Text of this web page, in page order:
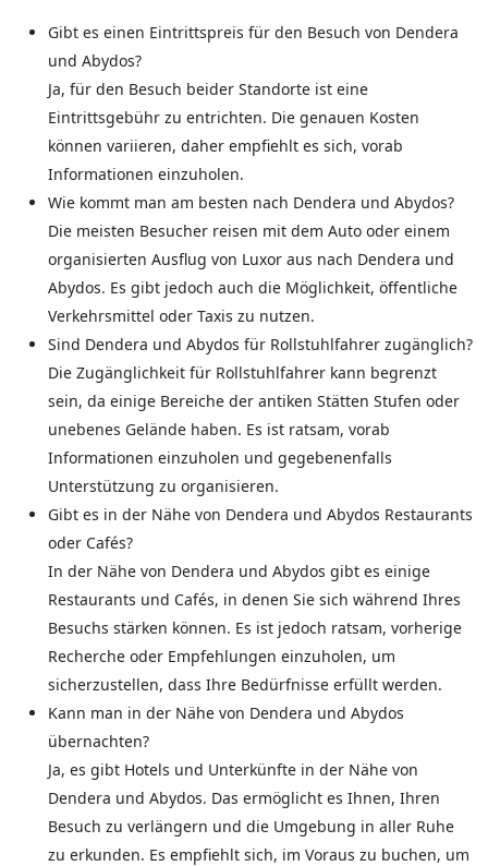
Gibt es einen Eintrittspreis für den Besuch von Dendera
und Abydos?
Ja, für den Besuch beider Standorte ist eine
Eintrittsgebühr zu entrichten. Die genauen Kosten
können variieren, daher empfiehlt es sich, vorab
Informationen einzuholen.
Wie kommt man am besten nach Dendera und Abydos?
Die meisten Besucher reisen mit dem Auto oder einem
organisierten Ausflug von Luxor aus nach Dendera und
Abydos. Es gibt jedoch auch die Möglichkeit, öffentliche
Verkehrsmittel oder Taxis zu nutzen.
Sind Dendera und Abydos für Rollstuhlfahrer zugänglich?
Die Zugänglichkeit für Rollstuhlfahrer kann begrenzt
sein, da einige Bereiche der antiken Stätten Stufen oder
unebenes Gelände haben. Es ist ratsam, vorab
Informationen einzuholen und gegebenenfalls
Unterstützung zu organisieren.
Gibt es in der Nähe von Dendera und Abydos Restaurants
oder Cafés?
In der Nähe von Dendera und Abydos gibt es einige
Restaurants und Cafés, in denen Sie sich während Ihres
Besuchs stärken können. Es ist jedoch ratsam, vorherige
Recherche oder Empfehlungen einzuholen, um
sicherzustellen, dass Ihre Bedürfnisse erfüllt werden.
Kann man in der Nähe von Dendera und Abydos
übernachten?
Ja, es gibt Hotels und Unterkünfte in der Nähe von
Dendera und Abydos. Das ermöglicht es Ihnen, Ihren
Besuch zu verlängern und die Umgebung in aller Ruhe
zu erkunden. Es empfiehlt sich, im Voraus zu buchen, um